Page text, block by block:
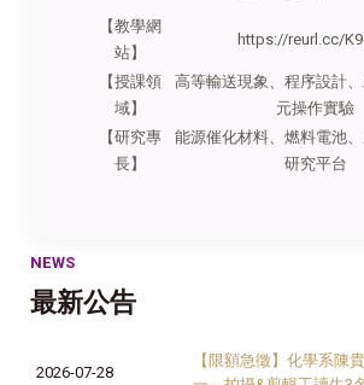
【教學網
站】
https://reurl.cc/
【授課領
域】
高等輸送現象、程序設計
元操作實驗
【研究專
長】
能源催化材料、燃料電池
研究平台
NEWS
最新公告
2026-07-28
【限額急徵】化學系陳